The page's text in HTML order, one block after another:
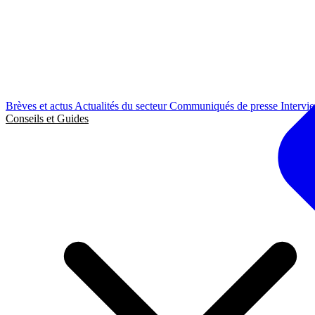
Brèves et actus Actualités du secteurCommuniqués de presse
Conseils et Guides